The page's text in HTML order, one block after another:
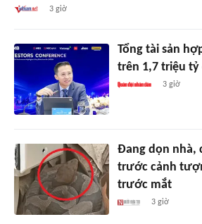
3 giờ
Tổng tài sản
trên 1,7 triệu tỷ
3 giờ
Đang dọn nhà,
trước cảnh
trước mắt
3 giờ